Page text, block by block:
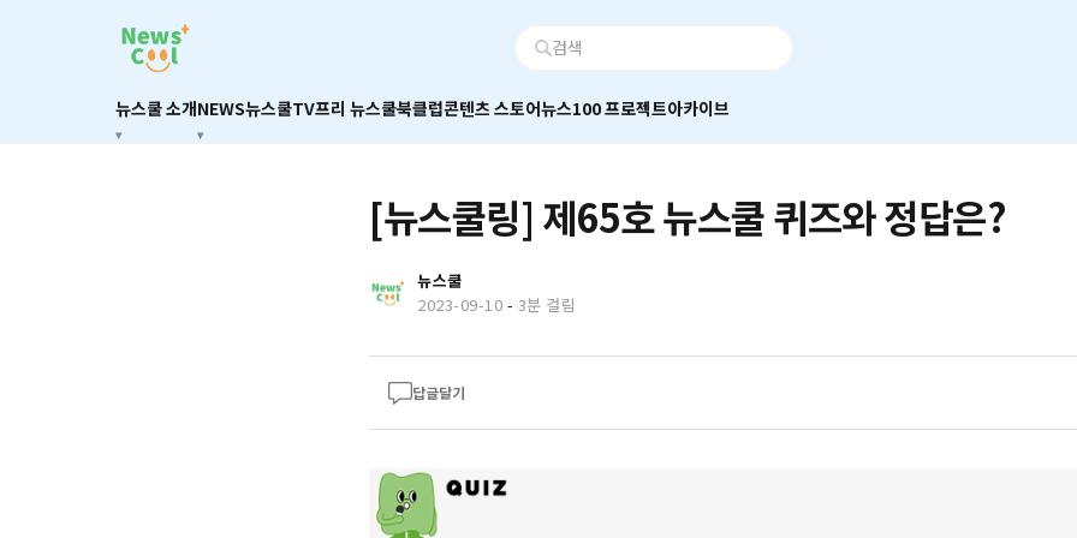
뉴스쿨 소개NEWS뉴스쿨TV프리 뉴스쿨북클럽콘텐츠 스토어뉴스100 프로젝트아카이브
[뉴스쿨링] 제65호 뉴스쿨 퀴즈와 정답은?
뉴스쿨
2023-09-10 - 3분 걸림
답글달기